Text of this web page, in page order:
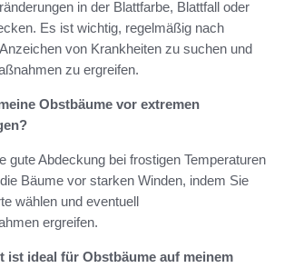
in der Blattfarbe, Blattfall oder
Es ist wichtig, regelmäßig nach
von Krankheiten zu suchen und
zu ergreifen.
Obstbäume vor extremen
gute Abdeckung bei frostigen Temperaturen
Bäume vor starken Winden, indem Sie
wählen und eventuell
ergreifen.
ist ideal für Obstbäume auf meinem